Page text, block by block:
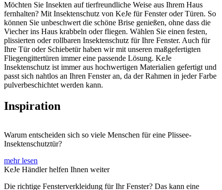
Möchten Sie Insekten auf tierfreundliche Weise aus Ihrem Haus
fernhalten? Mit Insektenschutz von KeJe für Fenster oder Türen. So
können Sie unbeschwert die schöne Brise genießen, ohne dass die
Viecher ins Haus krabbeln oder fliegen. Wählen Sie einen festen,
plissierten oder rollbaren Insektenschutz für Ihre Fenster. Auch für
Ihre Tür oder Schiebetür haben wir mit unseren maßgefertigten
Fliegengittertüren immer eine passende Lösung. KeJe
Insektenschutz ist immer aus hochwertigen Materialien gefertigt und
passt sich nahtlos an Ihren Fenster an, da der Rahmen in jeder Farbe
pulverbeschichtet werden kann.
Inspiration
Warum entscheiden sich so viele Menschen für eine Plissee-
Insektenschutztür?
mehr lesen
KeJe Händler helfen Ihnen weiter
Die richtige Fensterverkleidung für Ihr Fenster? Das kann eine